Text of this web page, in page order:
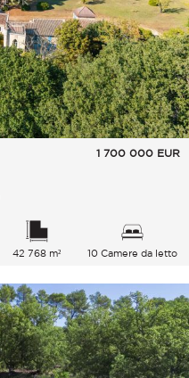
1 700 000 EUR
42 768 m² 10 Camere da letto